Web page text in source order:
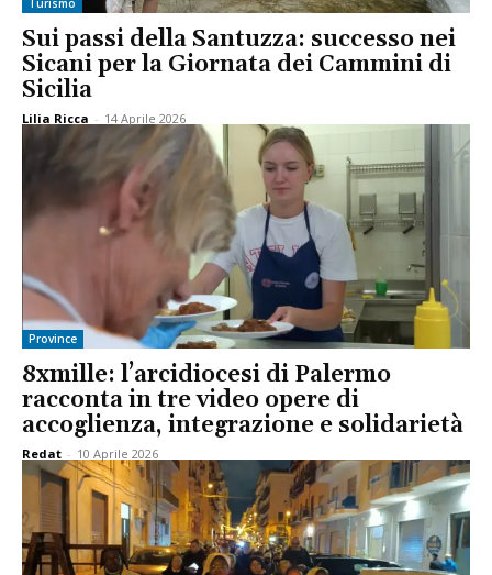
Turismo
Sui passi della Santuzza: successo nei
Sicani per la Giornata dei Cammini di
Sicilia
Lilia Ricca - 14 Aprile 2026
Province
8xmille: l’arcidiocesi di Palermo
racconta in tre video opere di
accoglienza, integrazione e solidarietà
Redat - 10 Aprile 2026